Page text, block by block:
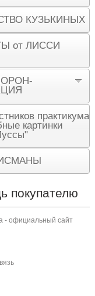
КУЗЬКИНЫХ
от ЛИССИ
практикума
картинки
покупателю
- официальный сайт